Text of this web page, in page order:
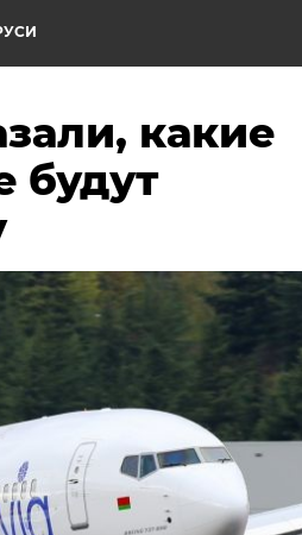
какие
будут